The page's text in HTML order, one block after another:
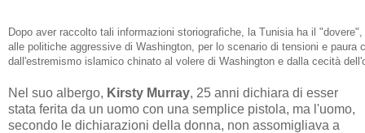
Dopo aver raccolto tali informazioni storiografiche, la Tunisia ha il
alle politiche aggressive di Washington, per lo scenario di tensioni e paura
dall'estremismo islamico chinato al volere di Washington e dalla cecità
Nel suo albergo, Kirsty Murray, 25 anni dichiara di esser
stata ferita da un uomo con una semplice pistola, ma l'uomo,
secondo le dichiarazioni della donna, non assomigliava a